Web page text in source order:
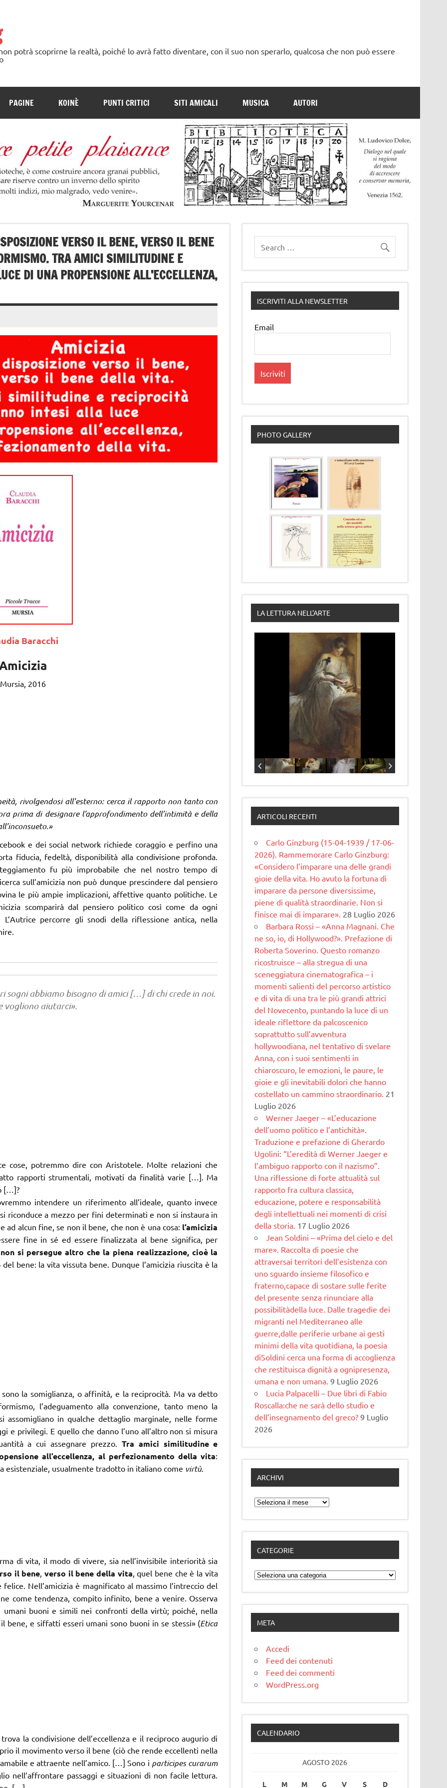
potrà scoprirne la realtà, poiché lo avrà fatto diventare, con il suo non sperarlo, qualcosa che non può essere
PAGINE KOINÈ PUNTI CRITICI SITI AMICALI MUSICA AUTORI
VERSO IL BENE, VERSO IL BENE
TRA AMICI SIMILITUDINE E
DI UNA PROPENSIONE ALL’ECCELLENZA,
Baracchi
Mursia, 2016
rivolgendosi all’esterno: cerca il rapporto non tanto con
prima di designare l’approfondimento dell’intimità e della
e dei social network richiede coraggio e perfino una
fiducia, fedeltà, disponibilità alla condivisione profonda.
fu più improbabile che nel nostro tempo di
sull’amicizia non può dunque prescindere dal pensiero
le più ampie implicazioni, affettive quanto politiche. Le
scomparirà dal pensiero politico così come da ogni
L’Autrice percorre gli snodi della riflessione antica, nella
sogni abbiamo bisogno di amici […] di chi crede in noi.
vogliono aiutarci».
cose, potremmo dire con Aristotele. Molte relazioni che
rapporti strumentali, motivati da finalità varie […]. Ma
[…]?
intendere un riferimento all’ideale, quanto invece
riconduce a mezzo per fini determinati e non si instaura in
ad alcun fine, se non il bene, che non è una cosa: l’amicizia
fine in sé ed essere finalizzata al bene significa, per
si persegue altro che la piena realizzazione, cioè la
bene: la vita vissuta bene. Dunque l’amicizia riuscita è la
la somiglianza, o affinità, e la reciprocità. Ma va detto
l’adeguamento alla convenzione, tanto meno la
in qualche dettaglio marginale, nelle forme
e privilegi. E quello che danno l’uno all’altro non si misura
a cui assegnare prezzo. Tra amici similitudine e
all’eccellenza, al perfezionamento della vita:
esistenziale, usualmente tradotto in italiano come virtù.
di vita, il modo di vivere, sia nell’invisibile interiorità sia
il bene verso il bene della vita , quel bene che è la vita
Nell’amicizia è magnificato al massimo l’intreccio del
come tendenza, compito infinito, bene a venire. Osserva
buoni e simili nei confronti della virtù; poiché, nella
bene, e siffatti esseri umani sono buoni in se stessi» (Etica
la condivisione dell’eccellenza e il reciproco augurio di
il movimento verso il bene (ciò che rende eccellenti nella
e attraente nell’amico. […] Sono i participes curarum
nell’affrontare passaggi e situazioni di non facile lettura.
ISCRIVITI ALLA NEWSLETTER
Email
PHOTO GALLERY
LA LETTURA NELL'ARTE
ARTICOLI RECENTI
Carlo Ginzburg (15-04-1939 / 17-06-
2026). Rammemorare Carlo Ginzburg:
«Considero l’imparare una delle grandi
gioie della vita. Ho avuto la fortuna di
imparare da persone diversissime,
piene di qualità straordinarie. Non si
finisce mai di imparare». 28 Luglio 2026
Barbara Rossi – «Anna Magnani. Che
ne so, io, di Hollywood?». Prefazione di
Roberta Soverino. Questo romanzo
ricostruisce – alla stregua di una
sceneggiatura cinematogra­fica – i
momenti salienti del percorso artistico
e di vita di una tra le più grandi attrici
del Novecento, puntando la luce di un
ideale riflettore da palcoscenico
soprattutto sull’avventura
hollywoodiana, nel tentativo di svelare
Anna, con i suoi sentimenti in
chiaroscuro, le emozioni, le paure, le
gioie e gli inevitabili dolori che hanno
costellato un cammino straordinario. 21
Luglio 2026
Werner Jaeger – «L’educazione
dell’uomo politico e l’antichità».
Traduzione e prefazione di Gherardo
Ugolini: “L’eredità di Werner Jaeger e
l’ambiguo rapporto con il nazismo”.
Una riflessione di forte attualità sul
rapporto fra cultura classica,
educazione, potere e responsabilità
degli intellettuali nei momenti di crisi
della storia. 17 Luglio 2026
Jean Soldini – «Prima del cielo e del
mare». Raccolta di poesie che
attraversai territori dell’esistenza con
uno sguardo insieme filosofico e
fraterno,capace di sostare sulle ferite
del presente senza rinunciare alla
possibilitàdella luce. Dalle tragedie dei
migranti nel Mediterraneo alle
guerre,dalle periferie urbane ai gesti
minimi della vita quotidiana, la poesia
diSoldini cerca una forma di accoglienza
che restituisca dignità a ognipresenza,
umana e non umana. 9 Luglio 2026
Lucia Palpacelli – Due libri di Fabio
Roscalla:che ne sarà dello studio e
dell’insegnamento del greco? 9 Luglio
2026
ARCHIVI
Archivi
CATEGORIE
Categorie
META
Accedi
Feed dei contenuti
Feed dei commenti
WordPress.org
CALENDARIO
AGOSTO 2026
L M M G V S D